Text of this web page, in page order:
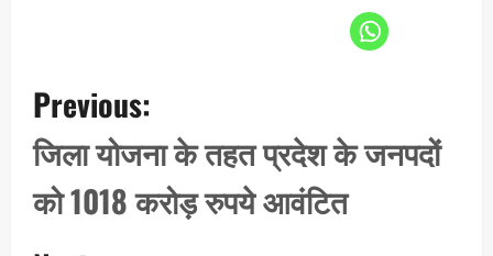
o
s
t
n
Previous:
जिला योजना के तहत प्रदेश के जनपदों
को 1018 करोड़ रुपये आवंटित